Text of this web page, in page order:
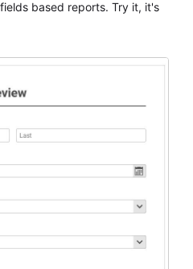
based reports. Try it, it's